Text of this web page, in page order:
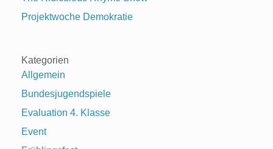
Projektwoche Demokratie
Kategorien
Allgemein
Bundesjugendspiele
Evaluation 4. Klasse
Event